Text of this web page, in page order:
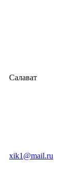
Салават
xik1@mail.ru